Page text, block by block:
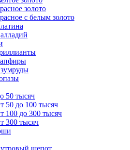
золото
с белым золото
50 тысяч
50 до 100 тысяч
100 до 300 тысяч
300 тысяч
шепот